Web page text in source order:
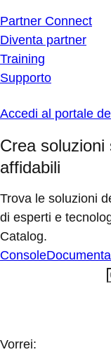
Partner Connect
Diventa partner
Training
Supporto
Accedi al portale
Crea
affidabili
Trova le soluzioni
di esperti e
Catalog.
Console
Vorrei: